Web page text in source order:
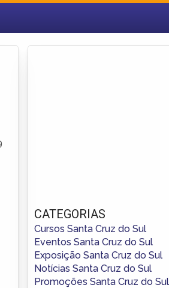
CATEGORIAS
Cursos Santa Cruz do Sul
Eventos Santa Cruz do Sul
Exposição Santa Cruz do Sul
Notícias Santa Cruz do Sul
Promoções Santa Cruz do Sul